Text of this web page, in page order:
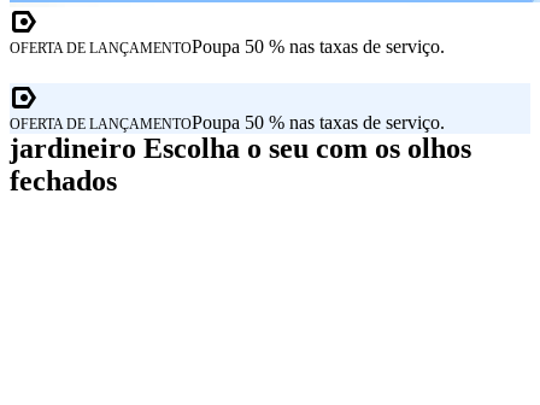
OFERTA DE LANÇAMENTOPoupa 50 % nas taxas de serviço.
OFERTA DE LANÇAMENTOPoupa 50 % nas taxas de serviço.
jardineiro Escolha o seu com os olhos
fechados